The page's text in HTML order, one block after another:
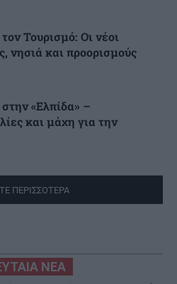
Τουρισμό: Οι νέοι
νησιά και προορισμούς
«Ελπίδα» –
και μάχη για την
ΠΕΡΙΣΣΟΤΕΡΑ